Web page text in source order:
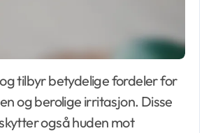
og berolige irritasjon. Disse
også huden mot